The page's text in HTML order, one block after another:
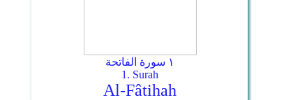
١ سورة الفاتحة
1. Surah
Al-Fâtihah